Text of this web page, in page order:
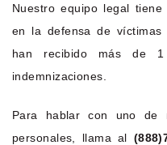
Nuestro equipo legal
en la defensa de víctimas
han recibido más de
indemnizaciones.
Para hablar con uno de
personales, llama al